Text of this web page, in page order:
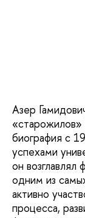
Азер
«старожилов»
биография с
успехами
он
одним из
активно
процесса,